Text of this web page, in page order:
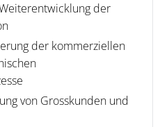
der
der kommerziellen
von Grosskunden und